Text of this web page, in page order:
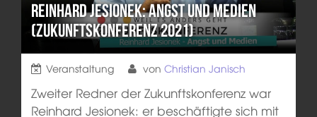
Reinhard Jesionek: Angst und Medien
(Zukunftskonferenz 2021)
Veranstaltung von Christian Janisch
Zweiter Redner der Zukunftskonferenz war
Reinhard Jesionek: er beschäftigte sich mit